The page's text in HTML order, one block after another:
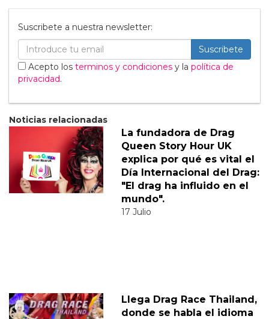
Suscribete a nuestra newsletter:
Suscribete
Acepto los terminos y condiciones y la política de
privacidad.
Noticias relacionadas
La fundadora de Drag
Queen Story Hour UK
explica por qué es vital el
Día Internacional del Drag:
"El drag ha influido en el
mundo".
17 Julio
Llega Drag Race Thailand,
donde se habla el idioma